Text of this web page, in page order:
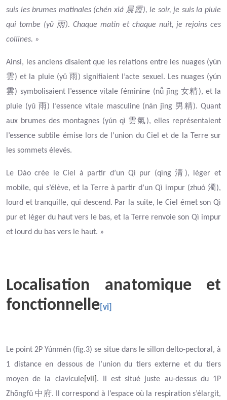
suis les brumes matinales (chén xiá 晨霞), le soir, je suis la pluie
qui tombe (yǔ 雨). Chaque matin et chaque nuit, je rejoins ces
collines. »
Ainsi, les anciens disaient que les relations entre les nuages (yún
雲) et la pluie (yǔ 雨) signifiaient l’acte sexuel. Les nuages (yún
雲) symbolisaient l’essence vitale féminine (nǚ jīng 女精), et la
pluie (yǔ 雨) l’essence vitale masculine (nán jīng 男精). Quant
aux brumes des montagnes (yún qì 雲氣), elles représentaient
l’essence subtile émise lors de l’union du Ciel et de la Terre sur
les sommets élevés.
Le Dào crée le Ciel à partir d’un Qì pur (qīng清 ), léger et
mobile, qui s’élève, et la Terre à partir d’un Qì impur (zhuó濁),
lourd et tranquille, qui descend. Par la suite, le Ciel émet son Qì
pur et léger du haut vers le bas, et la Terre renvoie son Qì impur
et lourd du bas vers le haut. »
Localisation anatomique et
fonctionnelle [vi]
Le point 2P Yúnmén (fig.3) se situe dans le sillon delto-pectoral, à
1 distance en dessous de l’union du tiers externe et du tiers
moyen de la clavicule[vii] . Il est situé juste au-dessus du 1P
Zhōngfǔ 中府. Il correspond à l’espace où la respiration s’élargit,